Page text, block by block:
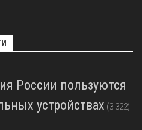
России пользуются
устройствах (3 322)